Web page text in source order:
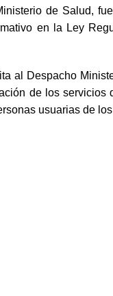
de Salud,
en la Ley
al Despacho
de los
usuarias de